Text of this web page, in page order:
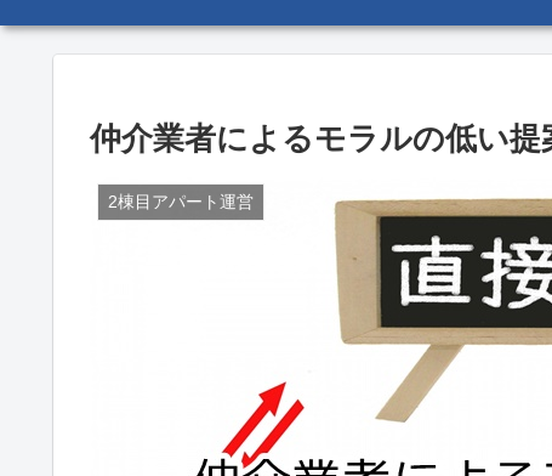
仲介業者によるモラルの低い提
2棟目アパート運営